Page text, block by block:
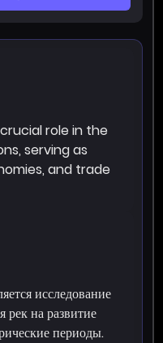
role in the
serving as
and trade
исследование
рек на развитие
периоды.